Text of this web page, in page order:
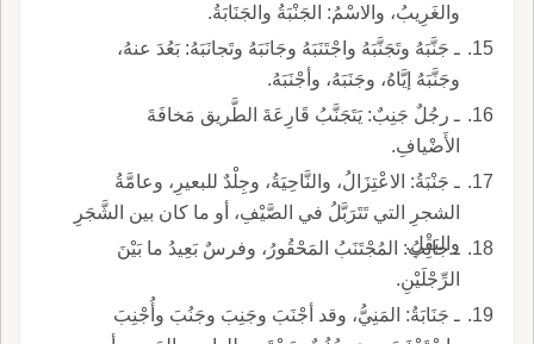
والغَرِيبُ، والاسْمُ: الجَنْبَةُ والجَنَابَةُ.
ـ جَنَّبَهُ وتَجَنَّبَهُ واجْتَنَبَهُ وجَانَبَهُ وتَجانَبَهُ: بَعُدَ عنهُ،
وجَنَّبَهُ إيَّاهُ، وجَنَبَهُ، وأجْنَبَهُ.
ـ رجُلٌ جَنِبٌ: يَتَجَنَّبُ قَارِعَةَ الطَّريق مَخافَةَ
الأَضْيافِ.
ـ جَنْبَةُ: الاعْتِزَالُ، والنَّاحِيَةُ، وجِلْدٌ للبعيرِ، وعامَّةُ
الشجرِ التي تَتَرَبَّلُ في الصَّيْفِ، أو ما كان بين الشَّجَرِ
والبَقْلِ.
ـ جانِبُ: المُجْتَنَبُ المَحْقُورُ، وفرسٌ بَعِيدُ ما بَيْنَ
الرِّجْلَيْنِ.
ـ جَنَابَةُ: المَنِيُّ، وقد أجْنَبَ وجَنِبَ وجَنُبَ وأُجْنِبَ